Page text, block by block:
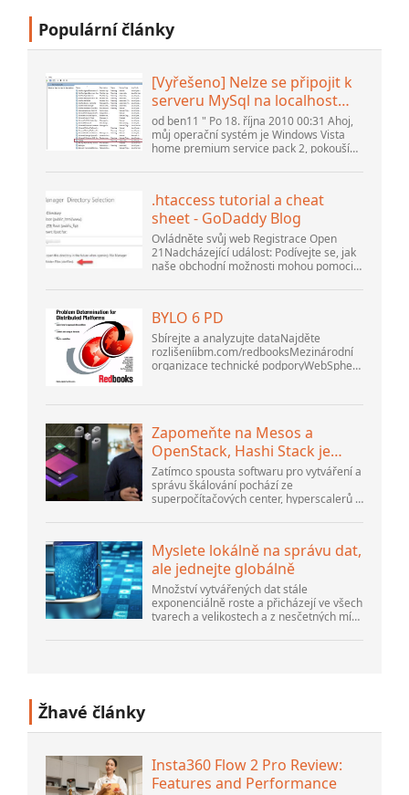
Populární články
[Vyřešeno] Nelze se připojit k
serveru MySql na localhost
(10061) (Zobrazit téma) *
Fórum komunity Apache
OpenOffice
od ben11 " Po 18. října 2010 00:31 Ahoj,
můj operační systém je Windows Vista
home premium service pack 2, pokouším
verze 5.1. Spustil jsem databázi
.htaccess tutorial a cheat
sheet - GoDaddy Blog
Ovládněte svůj web Registrace Open
21Nadcházející událost: Podívejte se, jak
naše obchodní možnosti mohou pomoci
prostředí na GoDaddy Open 2021 dne 28.
BYLO 6 PD
Sbírejte a analyzujte dataNajděte
rozlišeníibm.com/redbooksMezinárodní
organizace technické podporyWebSphere
PlatformsListopad 2005 SG2...
Zapomeňte na Mesos a
OpenStack, Hashi Stack je
nová další platforma
Zatímco spousta softwaru pro vytváření a
správu škálování pochází ze
superpočítačových center, hyperscalerů a
existuje spousta inovací, které dělají lidé...
Myslete lokálně na správu dat,
ale jednejte globálně
Množství vytvářených dat stále
exponenciálně roste a přicházejí ve všech
tvarech a velikostech a z nesčetných míst.
nestrukturovaný a je to gen...
Žhavé články
Insta360 Flow 2 Pro Review:
Features and Performance